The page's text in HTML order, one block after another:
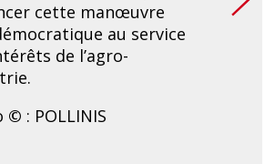
cette manœuvre
au service
de l’agro-
© : POLLINIS